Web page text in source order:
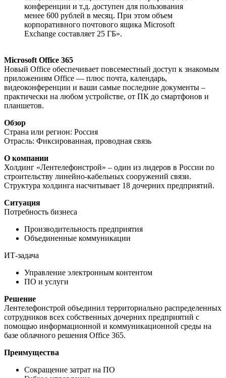
конференции и т.д. доступен для пользования
менее 600 рублей в месяц. При этом объем
корпоративного почтового ящика Microsoft
Exchange составляет 25 ГБ».
Microsoft Office 365
Новый Office обеспечивает повсеместный доступ к знакомым
приложениям Office — плюс почта, календарь,
видеоконференции и ваши самые последние документы –
практически на любом устройстве, от ПК до смартфонов и
планшетов.
Обзор
Страна или регион: Россия
Отрасль: Фиксированная, проводная связь
О компании
Холдинг «Лентелефонстрой» – один из лидеров в России по
строительству линейно-кабельных сооружений связи.
Структура холдинга насчитывает 18 дочерних предприятий.
Ситуация
Потребность бизнеса
Производительность предприятия
Объединенные коммуникации
ИТ-задача
Управление электронным контентом
ПО и услуги
Решение
Лентелефонстрой объединил территориально распределенных
сотрудников всех собственных дочерних предприятий с
помощью информационной и коммуникационной среды на
базе облачного решения Office 365.
Преимущества
Сокращение затрат на ПО